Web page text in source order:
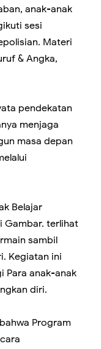
anak-anak
sesi
Materi
& Angka,
pendekatan
menjaga
masa depan
Belajar
Gambar. terlihat
sambil
Kegiatan ini
Para anak-anak
diri.
Program